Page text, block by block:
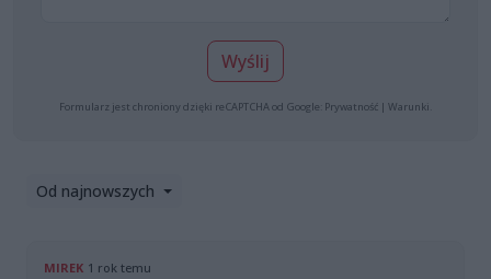
Wyślij
Formularz jest chroniony dzięki reCAPTCHA od Google: Prywatność | Warunki
Od najnowszych
MIREK 1 rok temu